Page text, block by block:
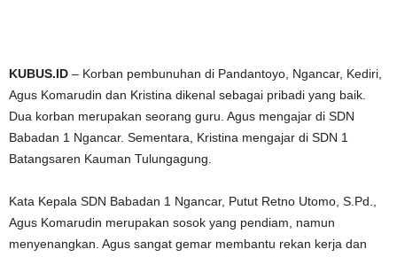
KUBUS.ID – Korban pembunuhan di Pandantoyo, Ngancar, Kediri,
Agus Komarudin dan Kristina dikenal sebagai pribadi yang baik.
Dua korban merupakan seorang guru. Agus mengajar di SDN
Babadan 1 Ngancar. Sementara, Kristina mengajar di SDN 1
Batangsaren Kauman Tulungagung.
Kata Kepala SDN Babadan 1 Ngancar, Putut Retno Utomo, S.Pd.,
Agus Komarudin merupakan sosok yang pendiam, namun
menyenangkan. Agus sangat gemar membantu rekan kerja dan